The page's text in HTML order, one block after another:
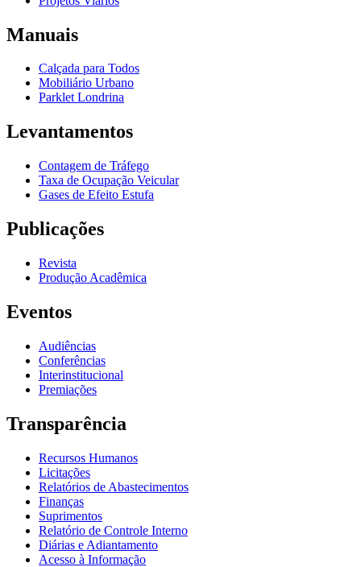
Manuais
Calçada para Todos
Mobiliário Urbano
Parklet Londrina
Levantamentos
Contagem de Tráfego
Taxa de Ocupação Veicular
Gases de Efeito Estufa
Publicações
Revista
Produção Acadêmica
Eventos
Audiências
Conferências
Interinstitucional
Premiações
Transparência
Recursos Humanos
Licitações
Relatórios de Abastecimentos
Finanças
Suprimentos
Relatório de Controle Interno
Diárias e Adiantamento
Acesso à Informação